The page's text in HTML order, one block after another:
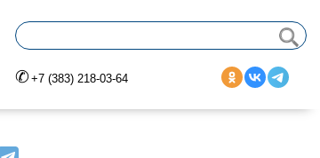
+7 (383) 218-03-64